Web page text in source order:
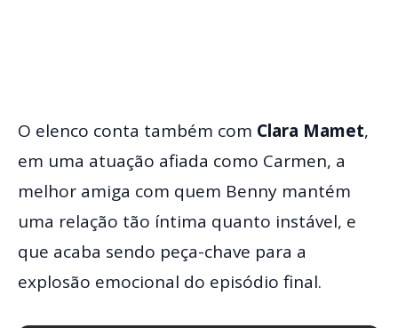
O elenco conta também com Clara Mamet,
em uma atuação afiada como Carmen, a
melhor amiga com quem Benny mantém
uma relação tão íntima quanto instável, e
que acaba sendo peça-chave para a
explosão emocional do episódio final.